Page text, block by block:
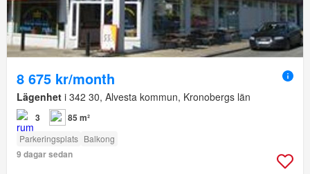
8 675 kr/month
Lägenhet i 342 30, Alvesta kommun, Kronobergs län
3 85 m²
Parkeringsplats Balkong
9 dagar sedan